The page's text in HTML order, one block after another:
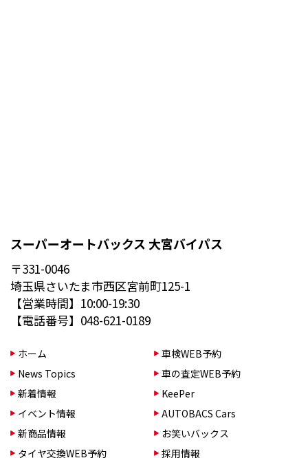
スーパーオートバックス 大宮バイパス
〒331-0046
埼玉県さいたま市西区宮前町125-1
【営業時間】10:00-19:30
【電話番号】048-621-0189
ホーム
News Topics
新着情報
イベント情報
新商品情報
タイヤ交換WEB予約
車検WEB予約
車の査定WEB予約
KeePer
AUTOBACS Cars
お笑いバックス
採用情報